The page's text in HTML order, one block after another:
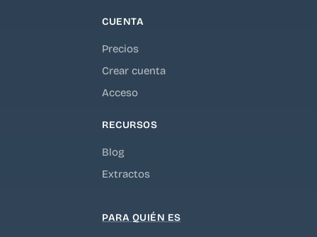
CUENTA
Precios
Crear cuenta
Acceso
RECURSOS
Blog
Extractos
PARA QUIÉN ES